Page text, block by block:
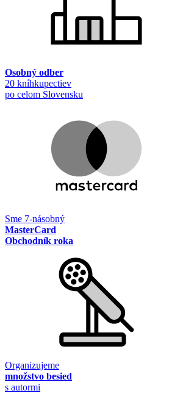
Osobný odber
20 kníhkupectiev
po celom Slovensku
Sme 7-násobný
MasterCard
Obchodník roka
Organizujeme
množstvo besied
s autormi